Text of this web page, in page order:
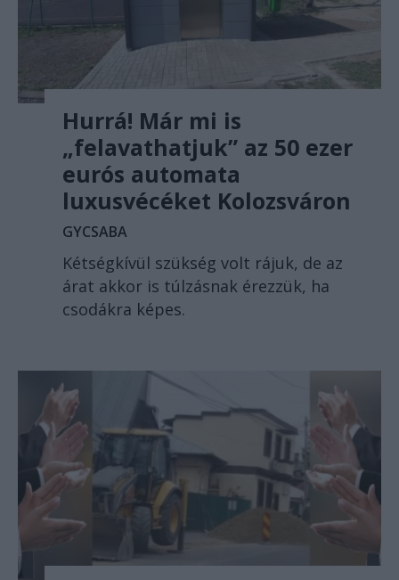
Hurrá! Már mi is
„felavathatjuk” az 50 ezer
eurós automata
luxusvécéket Kolozsváron
GYCSABA
Kétségkívül szükség volt rájuk, de az
árat akkor is túlzásnak érezzük, ha
csodákra képes.